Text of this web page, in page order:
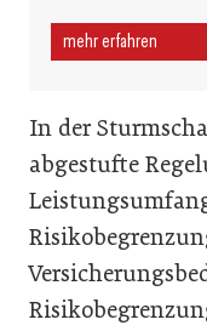
mehr erfahren
In der
abgestufte